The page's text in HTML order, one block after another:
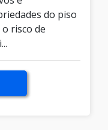
do piso
risco de